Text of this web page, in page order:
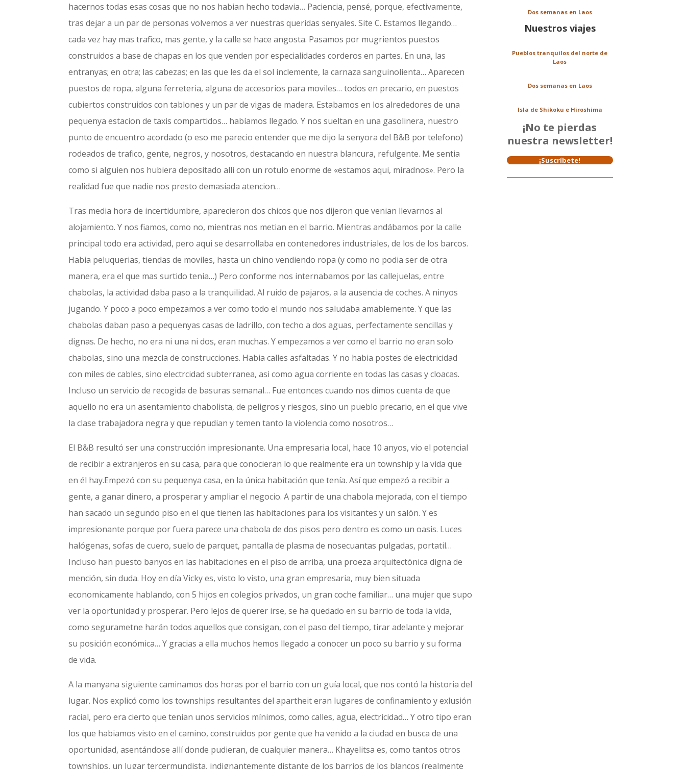
hacernos todas esas cosas que no nos habian hecho todavia… Paciencia, pensé, porque, efectivamente,
tras dejar a un par de personas volvemos a ver nuestras queridas senyales. Site C. Estamos llegando…
cada vez hay mas trafico, mas gente, y la calle se hace angosta. Pasamos por mugrientos puestos
construidos a base de chapas en los que venden por especialidades corderos en partes. En una, las
entranyas; en otra; las cabezas; en las que les da el sol inclemente, la carnaza sanguinolienta… Aparecen
puestos de ropa, alguna ferreteria, alguna de accesorios para moviles… todos en precario, en puestos
cubiertos construidos con tablones y un par de vigas de madera. Estabamos en los alrededores de una
pequenya estacion de taxis compartidos… habíamos llegado. Y nos sueltan en una gasolinera, nuestro
punto de encuentro acordado (o eso me parecio entender que me dijo la senyora del B&B por telefono)
rodeados de trafico, gente, negros, y nosotros, destacando en nuestra blancura, refulgente. Me sentia
como si alguien nos hubiera depositado alli con un rotulo enorme de «estamos aqui, miradnos». Pero la
realidad fue que nadie nos presto demasiada atencion…
Tras media hora de incertidumbre, aparecieron dos chicos que nos dijeron que venian llevarnos al
alojamiento. Y nos fiamos, como no, mientras nos metian en el barrio. Mientras andábamos por la calle
principal todo era actividad, pero aqui se desarrollaba en contenedores industriales, de los de los barcos.
Habia peluquerias, tiendas de moviles, hasta un chino vendiendo ropa (y como no podia ser de otra
manera, era el que mas surtido tenia…) Pero conforme nos internabamos por las callejuelas, entre
chabolas, la actividad daba paso a la tranquilidad. Al ruido de pajaros, a la ausencia de coches. A ninyos
jugando. Y poco a poco empezamos a ver como todo el mundo nos saludaba amablemente. Y que las
chabolas daban paso a pequenyas casas de ladrillo, con techo a dos aguas, perfectamente sencillas y
dignas. De hecho, no era ni una ni dos, eran muchas. Y empezamos a ver como el barrio no eran solo
chabolas, sino una mezcla de construcciones. Habia calles asfaltadas. Y no habia postes de electricidad
con miles de cables, sino electrcidad subterranea, asi como agua corriente en todas las casas y cloacas.
Incluso un servicio de recogida de basuras semanal… Fue entonces cuando nos dimos cuenta de que
aquello no era un asentamiento chabolista, de peligros y riesgos, sino un pueblo precario, en el que vive
la clase trabajadora negra y que repudian y temen tanto la violencia como nosotros…
El B&B resultó ser una construcción impresionante. Una empresaria local, hace 10 anyos, vio el potencial
de recibir a extranjeros en su casa, para que conocieran lo que realmente era un township y la vida que
en él hay.Empezó con su pequenya casa, en la única habitación que tenía. Así que empezó a recibir a
gente, a ganar dinero, a prosperar y ampliar el negocio. A partir de una chabola mejorada, con el tiempo
han sacado un segundo piso en el que tienen las habitaciones para los visitantes y un salón. Y es
impresionante porque por fuera parece una chabola de dos pisos pero dentro es como un oasis. Luces
halógenas, sofas de cuero, suelo de parquet, pantalla de plasma de nosecuantas pulgadas, portatil…
Incluso han puesto banyos en las habitaciones en el piso de arriba, una proeza arquitectónica digna de
mención, sin duda. Hoy en día Vicky es, visto lo visto, una gran empresaria, muy bien situada
economicamente hablando, con 5 hijos en colegios privados, un gran coche familiar… una mujer que supo
ver la oportunidad y prosperar. Pero lejos de querer irse, se ha quedado en su barrio de toda la vida,
como segurametne harán todos aquellos que consigan, con el paso del tiempo, tirar adelante y mejorar
su posición económica… Y gracias a ella muchos hemos llegado a conocer un poco su barrio y su forma
de vida.
A la manyana siguiente caminamos dos horas por el barrio con un guía local, que nos contó la historia del
lugar. Nos explicó como los townships resultantes del apartheit eran lugares de confinamiento y exlusión
racial, pero era cierto que tenian unos servicios mínimos, como calles, agua, electricidad… Y otro tipo eran
los que habiamos visto en el camino, construidos por gente que ha venido a la ciudad en busca de una
oportunidad, asentándose allí donde pudieran, de cualquier manera… Khayelitsa es, como tantos otros
townships, un lugar tercermundista, indignantemente distante de los barrios de los blancos (realmente
Dos semanas en Laos
Nuestros viajes
Pueblos tranquilos del norte de
Laos
Dos semanas en Laos
Isla de Shikoku e Hiroshima
¡No te pierdas
nuestra newsletter!
¡Suscríbete!